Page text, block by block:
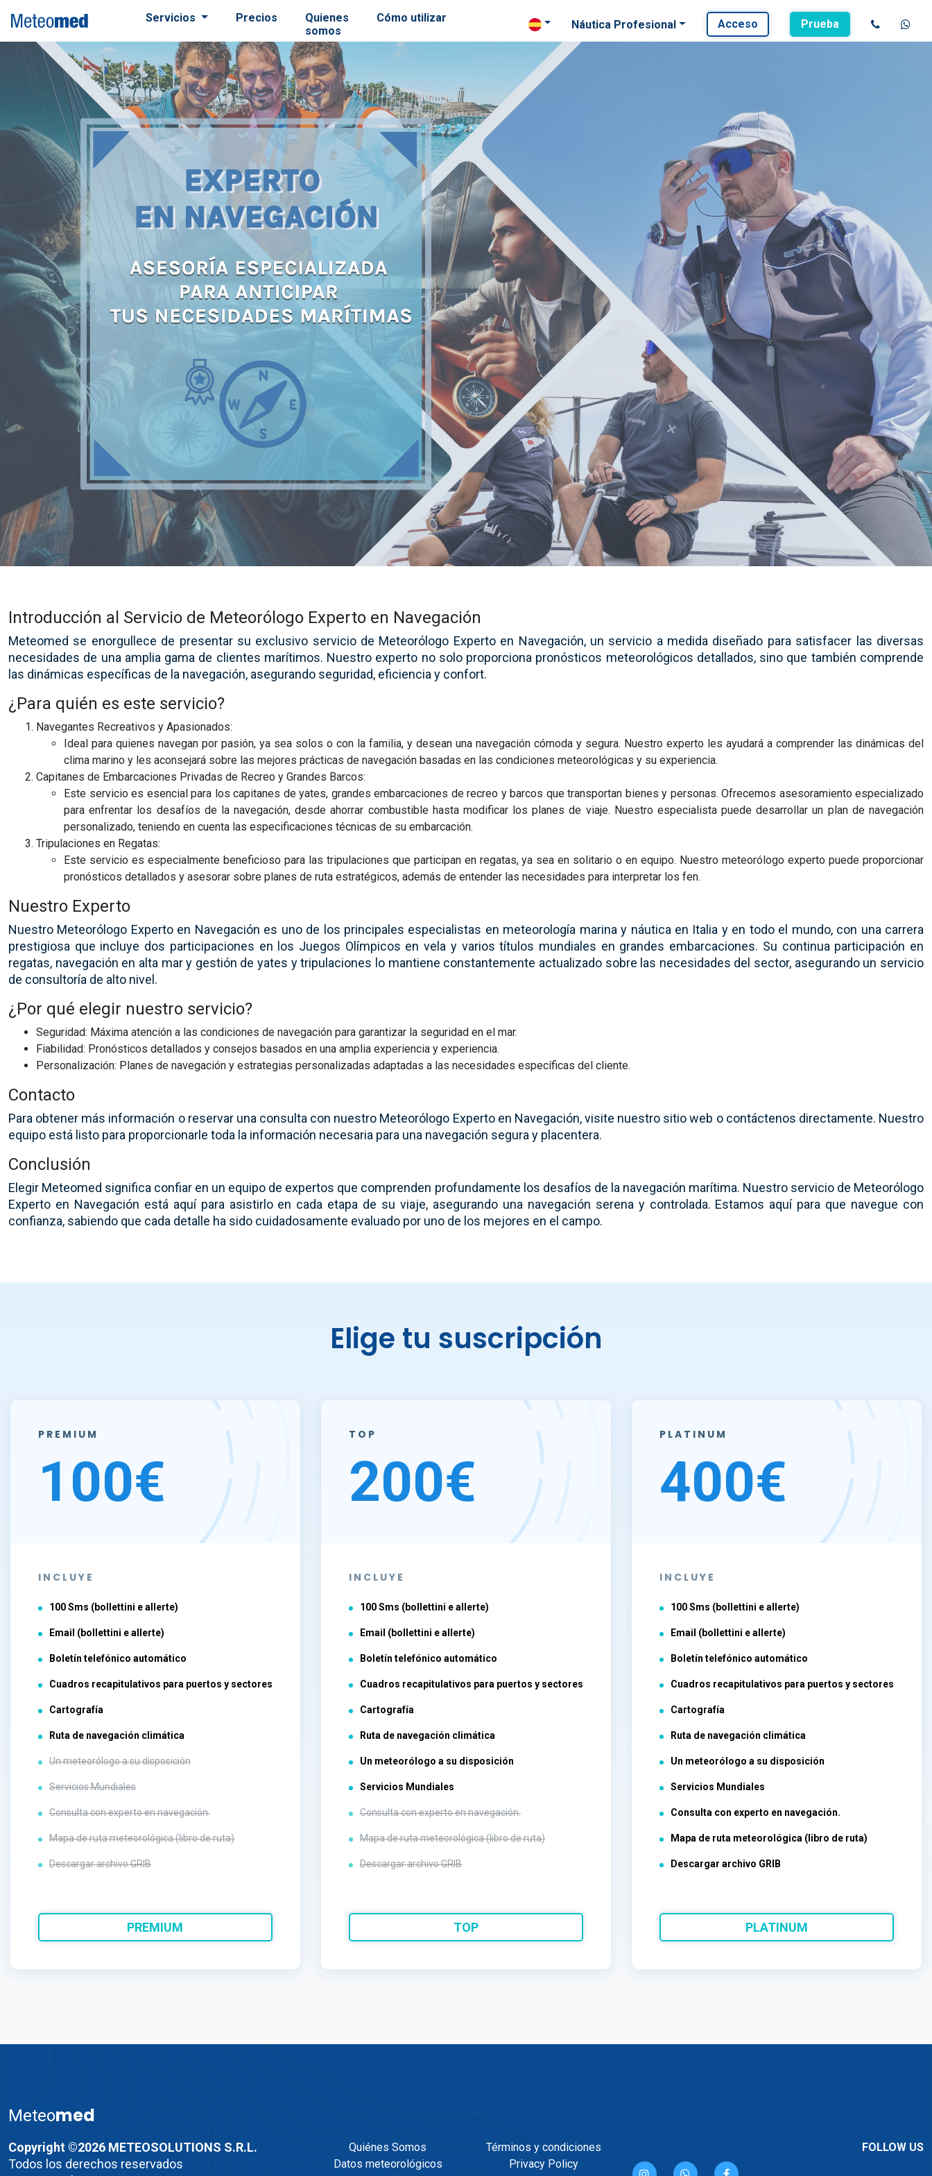
Servicios Precios
Quienes
somos
Cómo utilizar Náutica Profesional Acceso Prueba
Introducción al Servicio de Meteorólogo Experto en Navegación
Meteomed se enorgullece de presentar su exclusivo servicio de Meteorólogo Experto en Navegación, un servicio a medida diseñado para satisfacer las diversas
necesidades de una amplia gama de clientes marítimos. Nuestro experto no solo proporciona pronósticos meteorológicos detallados, sino que también comprende
las dinámicas específicas de la navegación, asegurando seguridad, eficiencia y confort.
¿Para quién es este servicio?
Navegantes Recreativos y Apasionados:
Ideal para quienes navegan por pasión, ya sea solos o con la familia, y desean una navegación cómoda y segura. Nuestro experto les ayudará a comprender las dinámicas del
clima marino y les aconsejará sobre las mejores prácticas de navegación basadas en las condiciones meteorológicas y su experiencia.
Capitanes de Embarcaciones Privadas de Recreo y Grandes Barcos:
Este servicio es esencial para los capitanes de yates, grandes embarcaciones de recreo y barcos que transportan bienes y personas. Ofrecemos asesoramiento especializado
para enfrentar los desafíos de la navegación, desde ahorrar combustible hasta modificar los planes de viaje. Nuestro especialista puede desarrollar un plan de navegación
personalizado, teniendo en cuenta las especificaciones técnicas de su embarcación.
Tripulaciones en Regatas:
Este servicio es especialmente beneficioso para las tripulaciones que participan en regatas, ya sea en solitario o en equipo. Nuestro meteorólogo experto puede proporcionar
pronósticos detallados y asesorar sobre planes de ruta estratégicos, además de entender las necesidades para interpretar los fen.
Nuestro Experto
Nuestro Meteorólogo Experto en Navegación es uno de los principales especialistas en meteorología marina y náutica en Italia y en todo el mundo, con una carrera
prestigiosa que incluye dos participaciones en los Juegos Olímpicos en vela y varios títulos mundiales en grandes embarcaciones. Su continua participación en
regatas, navegación en alta mar y gestión de yates y tripulaciones lo mantiene constantemente actualizado sobre las necesidades del sector, asegurando un servicio
de consultoría de alto nivel.
¿Por qué elegir nuestro servicio?
Seguridad: Máxima atención a las condiciones de navegación para garantizar la seguridad en el mar.
Fiabilidad: Pronósticos detallados y consejos basados en una amplia experiencia y experiencia.
Personalización: Planes de navegación y estrategias personalizadas adaptadas a las necesidades específicas del cliente.
Contacto
Para obtener más información o reservar una consulta con nuestro Meteorólogo Experto en Navegación, visite nuestro sitio web o contáctenos directamente. Nuestro
equipo está listo para proporcionarle toda la información necesaria para una navegación segura y placentera.
Conclusión
Elegir Meteomed significa confiar en un equipo de expertos que comprenden profundamente los desafíos de la navegación marítima. Nuestro servicio de Meteorólogo
Experto en Navegación está aquí para asistirlo en cada etapa de su viaje, asegurando una navegación serena y controlada. Estamos aquí para que navegue con
confianza, sabiendo que cada detalle ha sido cuidadosamente evaluado por uno de los mejores en el campo.
Elige tu suscripción
PREMIUM
100€
INCLUYE
100 Sms (bollettini e allerte)
Email (bollettini e allerte)
Boletín telefónico automático
Cuadros recapitulativos para puertos y sectores
Cartografía
Ruta de navegación climática
Un meteorólogo a su disposición
Servicios Mundiales
Consulta con experto en navegación.
Mapa de ruta meteorológica (libro de ruta)
Descargar archivo GRIB
PREMIUM
TOP
200€
INCLUYE
100 Sms (bollettini e allerte)
Email (bollettini e allerte)
Boletín telefónico automático
Cuadros recapitulativos para puertos y sectores
Cartografía
Ruta de navegación climática
Un meteorólogo a su disposición
Servicios Mundiales
Consulta con experto en navegación.
Mapa de ruta meteorológica (libro de ruta)
Descargar archivo GRIB
TOP
PLATINUM
400€
INCLUYE
100 Sms (bollettini e allerte)
Email (bollettini e allerte)
Boletín telefónico automático
Cuadros recapitulativos para puertos y sectores
Cartografía
Ruta de navegación climática
Un meteorólogo a su disposición
Servicios Mundiales
Consulta con experto en navegación.
Mapa de ruta meteorológica (libro de ruta)
Descargar archivo GRIB
PLATINUM
Meteomed
Copyright ©2026 METEOSOLUTIONS S.R.L.
Todos los derechos reservados
Quiénes Somos
Datos meteorológicos
Términos y condiciones
Privacy Policy
FOLLOW US